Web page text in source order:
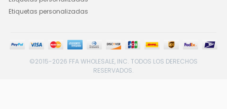
Etiquetas personalizadas
©2015-2026 FFA WHOLESALE, INC. TODOS LOS DERECHOS
RESERVADOS.